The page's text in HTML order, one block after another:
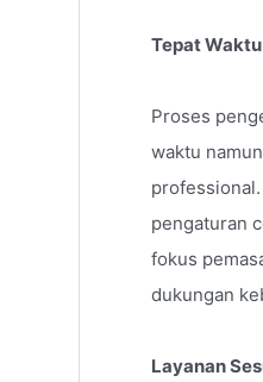
Tepat
Proses
waktu
pengaturan
fokus
dukungan
Layanan